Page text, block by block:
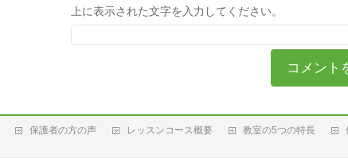
上に表示された文字を入力してください。
保護者の方の声 レッスンコース概要 教室の5つの特長